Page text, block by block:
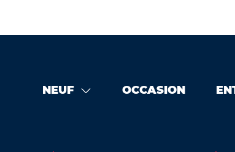
NEUF OCCASION